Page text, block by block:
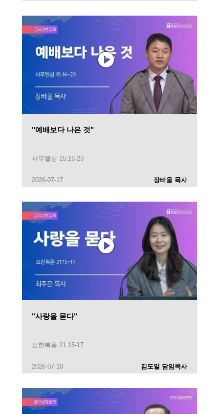
"예배보다 나은 것"
사무엘상 15:16-23
2026-07-17 장바울 목사
"사랑을 묻다"
요한복음 21:15-17
2026-07-10 김도일 담임목사